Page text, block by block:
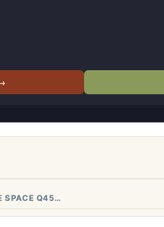
SPACE Q45…